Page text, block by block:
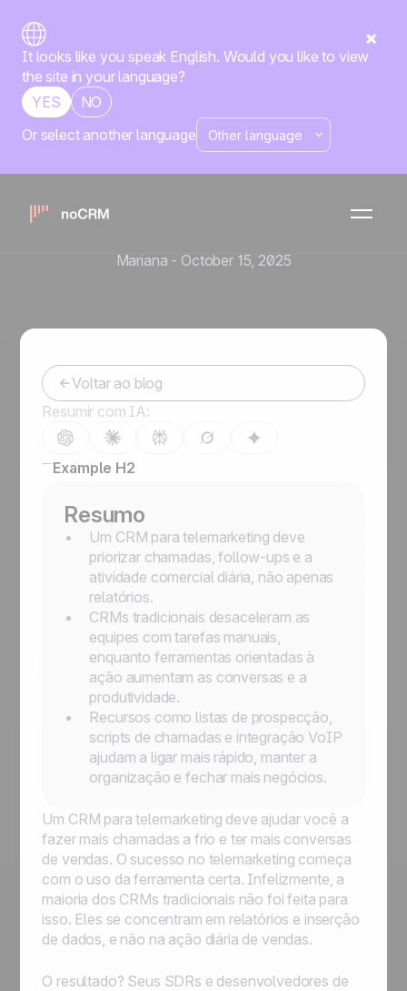
It looks like you speak English. Would you like to view
the site in your language?
YES
NO
Or select another language
Ferramentas de Vendas e Automação
CRM para Telemarketing:
como o noCRM acelera
Mariana - October 15, 2025
Voltar ao blog
Resumir com IA:
Example H2
Resumo
Um CRM para telemarketing deve
priorizar chamadas, follow-ups e a
atividade comercial diária, não apenas
relatórios.
CRMs tradicionais desaceleram as
equipes com tarefas manuais,
enquanto ferramentas orientadas à
ação aumentam as conversas e a
produtividade.
Recursos como listas de prospecção,
scripts de chamadas e integração VoIP
ajudam a ligar mais rápido, manter a
organização e fechar mais negócios.
Um CRM para telemarketing deve ajudar você a
fazer mais chamadas a frio e ter mais conversas
de vendas. O sucesso no telemarketing começa
com o uso da ferramenta certa. Infelizmente, a
maioria dos CRMs tradicionais não foi feita para
isso. Eles se concentram em relatórios e inserção
de dados, e não na ação diária de vendas.
O resultado? Seus SDRs e desenvolvedores de